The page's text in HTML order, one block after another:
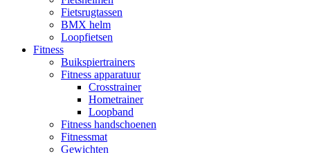
Fietsrugtassen
BMX helm
Loopfietsen
Fitness
Buikspiertrainers
Fitness apparatuur
Crosstrainer
Hometrainer
Loopband
Fitness handschoenen
Fitnessmat
Gewichten